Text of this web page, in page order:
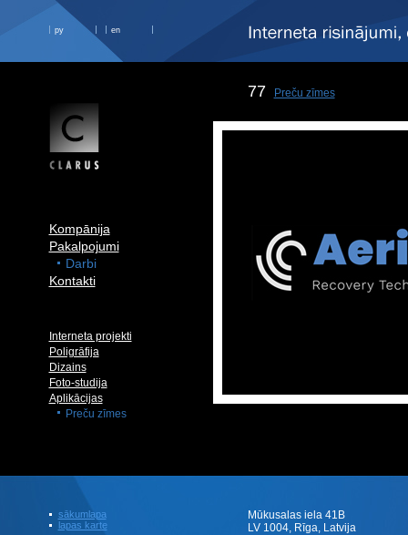
ру en
Kompānija
Pakalpojumi
Darbi
Kontakti
Interneta projekti
Poligrāfija
Dizains
Foto-studija
Aplikācijas
Preču zīmes
77 Preču zīmes
sākumlapa
lapas karte
Mūkusalas iela 41B
LV 1004, Rīga, Latvija